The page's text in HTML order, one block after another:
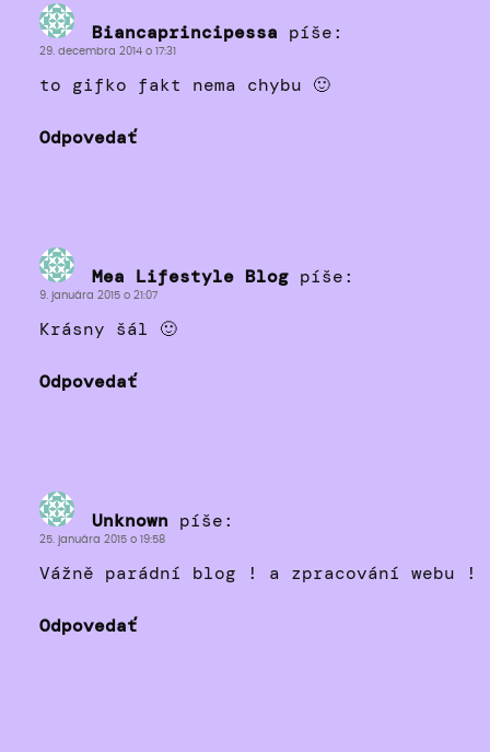
Biancaprincipessa píše:
29. decembra 2014 o 17:31
to gifko fakt nema chybu 🙂
Odpovedať
Mea Lifestyle Blog píše:
9. januára 2015 o 21:07
Krásny šál 🙂
Odpovedať
Unknown píše:
25. januára 2015 o 19:58
Vážně parádní blog ! a zpracování webu !
Odpovedať